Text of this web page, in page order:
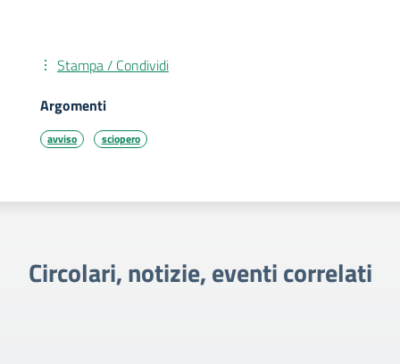
Stampa / Condividi
Argomenti
avviso sciopero
Circolari, notizie, eventi correlati